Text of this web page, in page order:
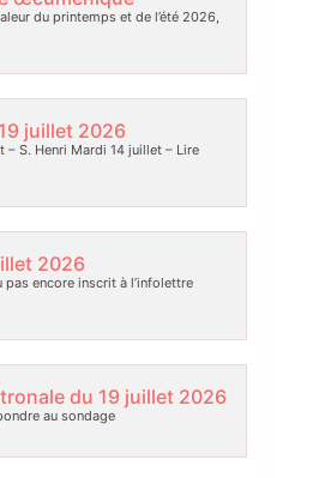
du printemps et de l’été 2026,
juillet 2026
– S. Henri Mardi 14 juillet –Lire
2026
pas encore inscrit à l’infolettre
du 19 juillet 2026
au sondage